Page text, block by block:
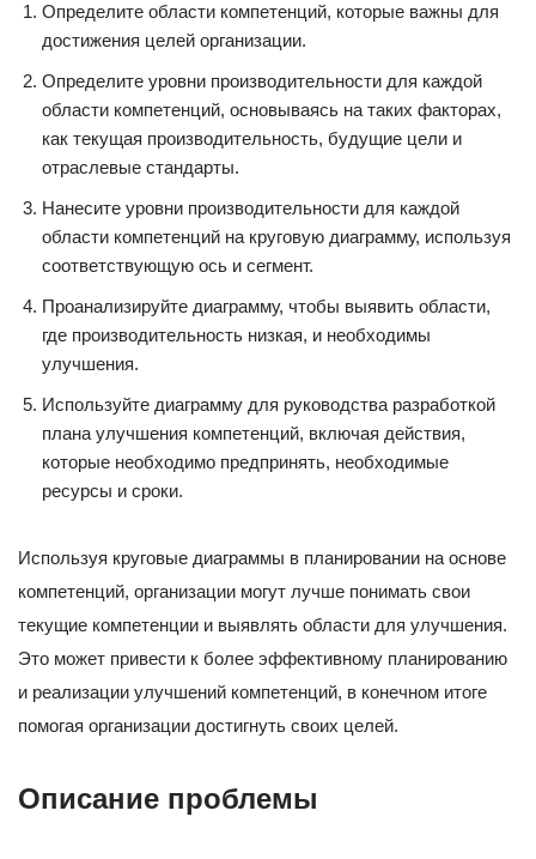
Определите области компетенций, которые важны для
достижения целей организации.
Определите уровни производительности для каждой
области компетенций, основываясь на таких факторах,
как текущая производительность, будущие цели и
отраслевые стандарты.
Нанесите уровни производительности для каждой
области компетенций на круговую диаграмму, используя
соответствующую ось и сегмент.
Проанализируйте диаграмму, чтобы выявить области,
где производительность низкая, и необходимы
улучшения.
Используйте диаграмму для руководства разработкой
плана улучшения компетенций, включая действия,
которые необходимо предпринять, необходимые
ресурсы и сроки.
Используя круговые диаграммы в планировании на основе
компетенций, организации могут лучше понимать свои
текущие компетенции и выявлять области для улучшения.
Это может привести к более эффективному планированию
и реализации улучшений компетенций, в конечном итоге
помогая организации достигнуть своих целей.
Описание проблемы